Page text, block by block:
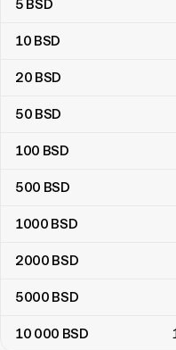
5 BSD
10 BSD
20 BSD
50 BSD
100 BSD
500 BSD
1000 BSD
2000 BSD
5000 BSD
10 000 BSD